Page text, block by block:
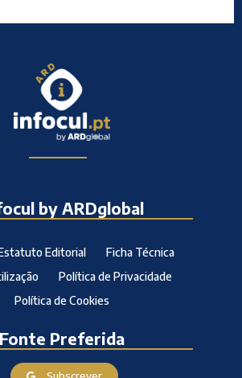
by ARDglobal
Editorial
Ficha Técnica
Política de Privacidade
Política de Cookies
Fonte Preferida
Subscrever